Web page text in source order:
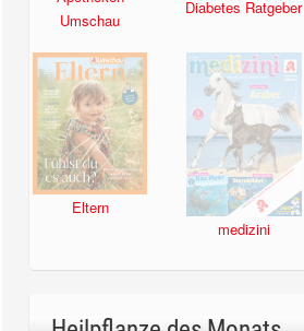
Umschau
Diabetes Ratgeber
Eltern
medizini